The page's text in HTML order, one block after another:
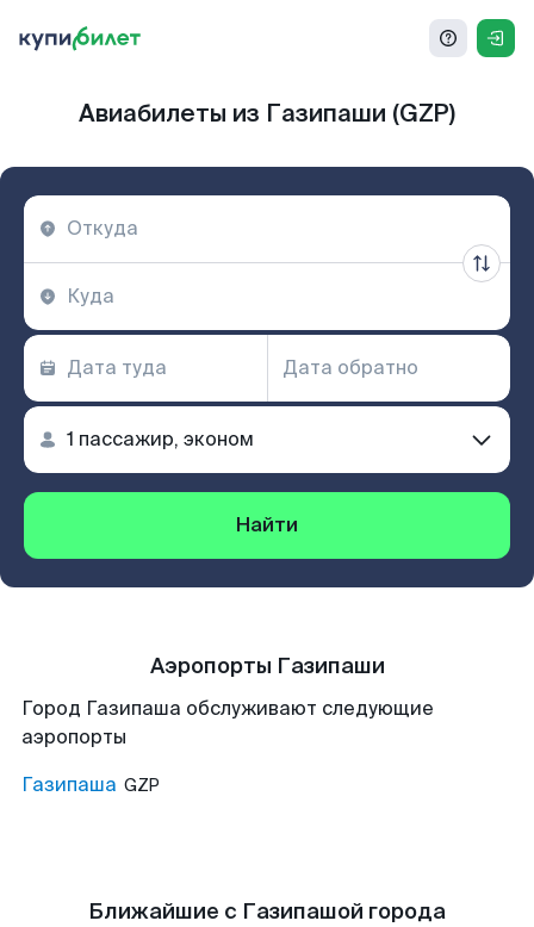
Авиабилеты из Газипаши (GZP)
Найти
Аэропорты Газипаши
Город Газипаша обслуживают следующие
аэропорты
Газипаша GZP
Ближайшие с Газипашой города